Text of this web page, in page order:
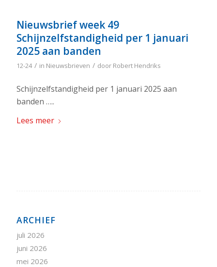
Nieuwsbrief week 49
Schijnzelfstandigheid per 1 januari
2025 aan banden
12-24 / in Nieuwsbrieven / door Robert Hendriks
Schijnzelfstandigheid per 1 januari 2025 aan
banden …..
Lees meer
ARCHIEF
juli 2026
juni 2026
mei 2026